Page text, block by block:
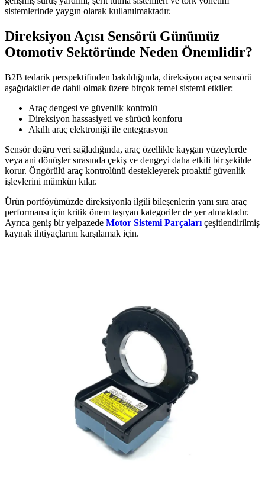
sistemlerinde yaygın olarak kullanılmaktadır.
Direksiyon Açısı Sensörü Günümüz
Otomotiv Sektöründe Neden Önemlidir?
B2B tedarik perspektifinden bakıldığında, direksiyon açısı sensörü
aşağıdakiler de dahil olmak üzere birçok temel sistemi etkiler:
Araç dengesi ve güvenlik kontrolü
Direksiyon hassasiyeti ve sürücü konforu
Akıllı araç elektroniği ile entegrasyon
Sensör doğru veri sağladığında, araç özellikle kaygan yüzeylerde
veya ani dönüşler sırasında çekiş ve dengeyi daha etkili bir şekilde
korur. Öngörülü araç kontrolünü destekleyerek proaktif güvenlik
işlevlerini mümkün kılar.
Ürün portföyümüzde direksiyonla ilgili bileşenlerin yanı sıra araç
performansı için kritik önem taşıyan kategoriler de yer almaktadır.
Ayrıca geniş bir yelpazede Motor Sistemi Parçaları çeşitlendirilmiş
kaynak ihtiyaçlarını karşılamak için.